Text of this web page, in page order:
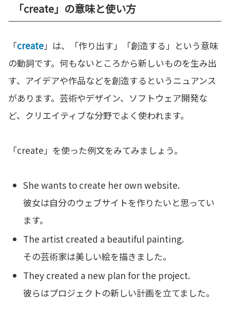
「create」の意味と使い方
「create」は、「作り出す」「創造する」という意味
の動詞です。何もないところから新しいものを生み出
す、アイデアや作品などを創造するというニュアンス
があります。芸術やデザイン、ソフトウェア開発な
ど、クリエイティブな分野でよく使われます。
「create」を使った例文をみてみましょう。
She wants to create her own website.
彼女は自分のウェブサイトを作りたいと思ってい
ます。
The artist created a beautiful painting.
その芸術家は美しい絵を描きました。
They created a new plan for the project.
彼らはプロジェクトの新しい計画を立てました。